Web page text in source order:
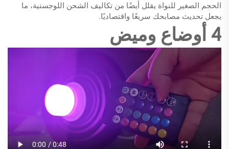
الحجم الصغير للنواة يقلل أيضًا من تكاليف الشحن اللوجستية، ما
يجعل تحديث مصابحك سريعًا واقتصاديًا.
4 أوضاع وميض